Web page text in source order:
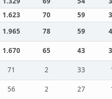
1.623 70 59
1.965 78 59
1.670 65 43
71 2 33
56 2 27